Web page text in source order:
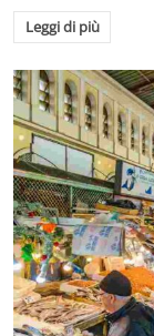
Leggi di più